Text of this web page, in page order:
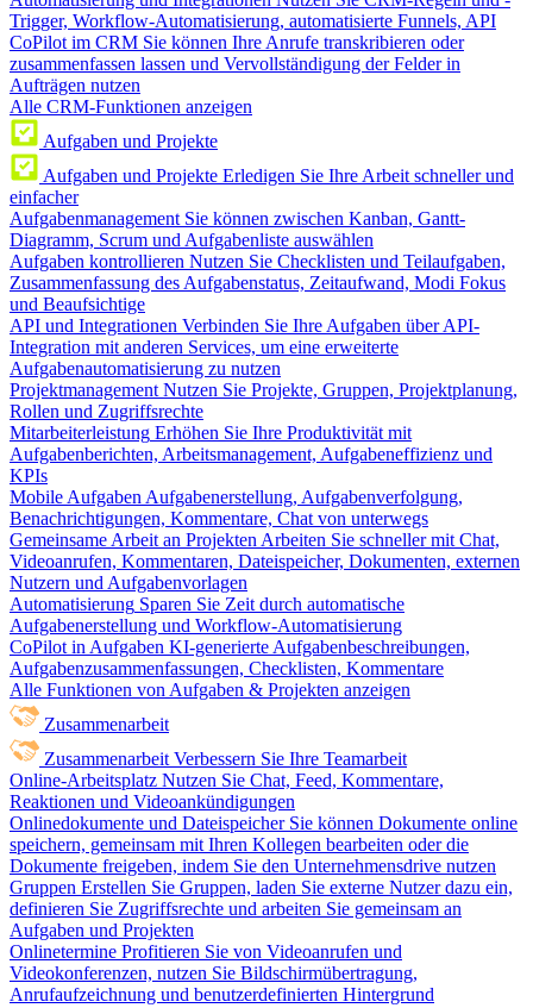
Trigger, Workflow-Automatisierung, automatisierte Funnels, API
CoPilot im CRM Sie können Ihre Anrufe transkribieren oder
zusammenfassen lassen und Vervollständigung der Felder in
Aufträgen nutzen
Alle CRM-Funktionen anzeigen
Aufgaben und Projekte
Aufgaben und Projekte Erledigen Sie Ihre Arbeit schneller und
einfacher
Aufgabenmanagement Sie können zwischen Kanban, Gantt-
Diagramm, Scrum und Aufgabenliste auswählen
Aufgaben kontrollieren Nutzen Sie Checklisten und Teilaufgaben,
Zusammenfassung des Aufgabenstatus, Zeitaufwand, Modi Fokus
und Beaufsichtige
API und Integrationen Verbinden Sie Ihre Aufgaben über API-
Integration mit anderen Services, um eine erweiterte
Aufgabenautomatisierung zu nutzen
Projektmanagement Nutzen Sie Projekte, Gruppen, Projektplanung,
Rollen und Zugriffsrechte
Mitarbeiterleistung Erhöhen Sie Ihre Produktivität mit
Aufgabenberichten, Arbeitsmanagement, Aufgabeneffizienz und
KPIs
Mobile Aufgaben Aufgabenerstellung, Aufgabenverfolgung,
Benachrichtigungen, Kommentare, Chat von unterwegs
Gemeinsame Arbeit an Projekten Arbeiten Sie schneller mit Chat,
Videoanrufen, Kommentaren, Dateispeicher, Dokumenten, externen
Nutzern und Aufgabenvorlagen
Automatisierung Sparen Sie Zeit durch automatische
Aufgabenerstellung und Workflow-Automatisierung
CoPilot in Aufgaben KI-generierte Aufgabenbeschreibungen,
Aufgabenzusammenfassungen, Checklisten, Kommentare
Alle Funktionen von Aufgaben & Projekten anzeigen
Zusammenarbeit
Zusammenarbeit Verbessern Sie Ihre Teamarbeit
Online-Arbeitsplatz Nutzen Sie Chat, Feed, Kommentare,
Reaktionen und Videoankündigungen
Onlinedokumente und Dateispeicher Sie können Dokumente online
speichern, gemeinsam mit Ihren Kollegen bearbeiten oder die
Dokumente freigeben, indem Sie den Unternehmensdrive nutzen
Gruppen Erstellen Sie Gruppen, laden Sie externe Nutzer dazu ein,
definieren Sie Zugriffsrechte und arbeiten Sie gemeinsam an
Aufgaben und Projekten
Onlinetermine Profitieren Sie von Videoanrufen und
Videokonferenzen, nutzen Sie Bildschirmübertragung,
Anrufaufzeichnung und benutzerdefinierten Hintergrund